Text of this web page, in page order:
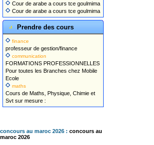
Cour de arabe a cours tce goulmima
Cour de arabe a cours tce goulmima
Prendre des cours
finance
professeur de gestion/finance
communication
FORMATIONS PROFESSIONNELLES
Pour toutes les Branches chez Mobile
Ecole
maths
Cours de Maths, Physique, Chimie et
Svt sur mesure :
concours au maroc 2026 : concours au
maroc 2026